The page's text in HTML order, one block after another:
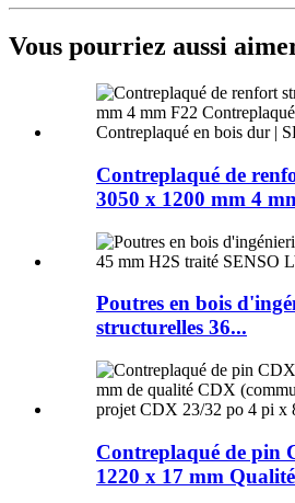
Vous pourriez aussi
Contreplaqué de
3050 x 1200 mm 4
Poutres en bois
structurelles 36...
Contreplaqué de pin
1220 x 17 mm